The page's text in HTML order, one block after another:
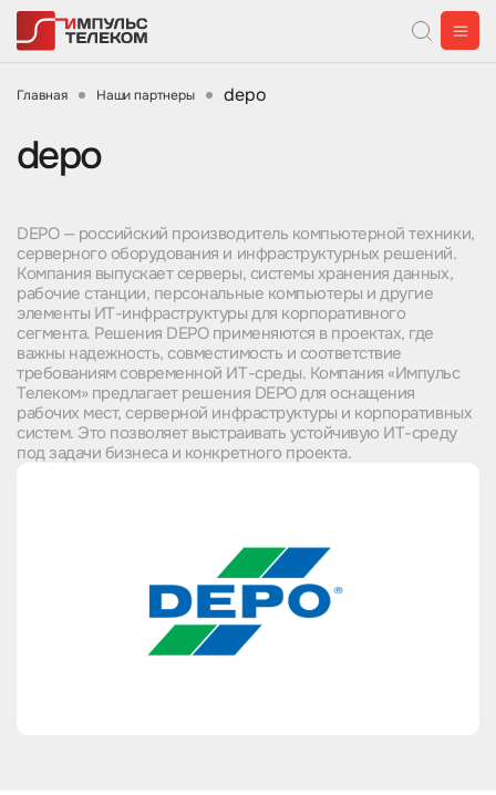
Главная Наши партнеры depo
depo
DEPO — российский производитель компьютерной техники,
серверного оборудования и инфраструктурных решений.
Компания выпускает серверы, системы хранения данных,
рабочие станции, персональные компьютеры и другие
элементы ИТ-инфраструктуры для корпоративного
сегмента. Решения DEPO применяются в проектах, где
важны надежность, совместимость и соответствие
требованиям современной ИТ-среды. Компания «Импульс
Телеком» предлагает решения DEPO для оснащения
рабочих мест, серверной инфраструктуры и корпоративных
систем. Это позволяет выстраивать устойчивую ИТ-среду
под задачи бизнеса и конкретного проекта.